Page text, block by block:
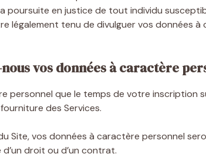
poursuite en justice de tout individu
légalement tenu de divulguer vos données
vos données à caractère
personnel que le temps de votre inscription
des Services.
Site, vos données à caractère personnel
droit ou d’un contrat.